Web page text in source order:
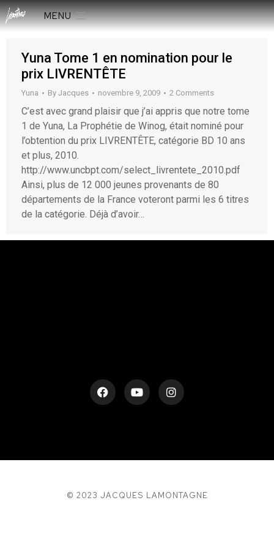
MENU
Yuna Tome 1 en nomination pour le
prix LIVRENTÊTE
Yuna By Jacques novembre 9, 2009 2 Comments
C’est avec grand plaisir que j’ai appris que notre tome
1 de Yuna, La Prophétie de Winog, était nominé pour
l’obtention du prix LIVRENTÊTE, catégorie BD 10 ans
et plus, 2010.
http://www.uncbpt.com/select_livrentete_2010.pdf
Ainsi, plus de 12 000 jeunes provenants de 80
départements de la France voteront parmi les 6 titres
de la catégorie. Déjà d’avoir…
© 2023 JACQUES LAMONTAGNE